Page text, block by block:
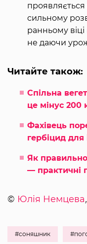
сильному
ранньому
не даючи
Читайте також:
Спільна
це мінус
Фахівець
гербіцид для
Як
— практичні
© Юлія Немцева
#соняшник